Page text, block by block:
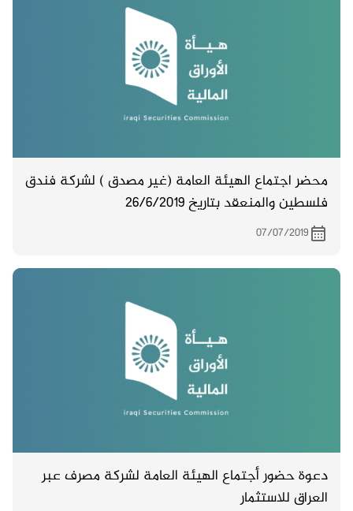
محضر اجتماع الهيئة العامة (غير مصدق ) لشركة فندق
فلسطين والمنعقد بتاريخ 26/6/2019
07/07/2019
دعوة حضور أجتماع الهيئة العامة لشركة مصرف عبر
العراق للاستثمار